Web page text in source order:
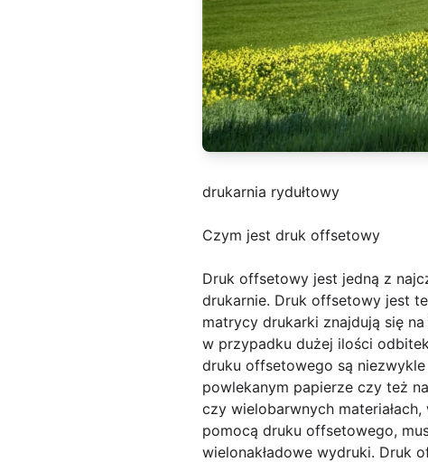
drukarnia rydułtowy
Czym jest druk offsetowy
Druk offsetowy jest jedną z
drukarnie. Druk offsetowy jest
matrycy drukarki znajdują się
w przypadku dużej ilości
druku offsetowego są
powlekanym papierze czy też
czy wielobarwnych
pomocą druku offsetowego,
wielonakładowe wydruki. Druk